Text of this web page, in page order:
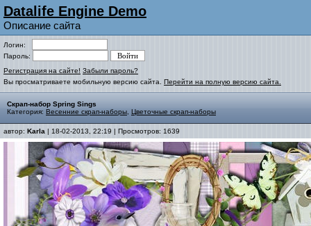
Datalife Engine Demo
Описание сайта
Логин:
Пароль:
Регистрация на сайте! Забыли пароль?
Вы просматриваете мобильную версию сайта. Перейти на полную версию сайта.
Скрап-набор Spring Sings
Категория: Весенние скрап-наборы Цветочные скрап-наборы
автор: Karla | 18-02-2013, 22:19 | Просмотров: 1639